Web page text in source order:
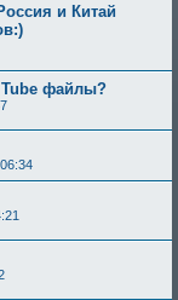
и Китай
Tube файлы?